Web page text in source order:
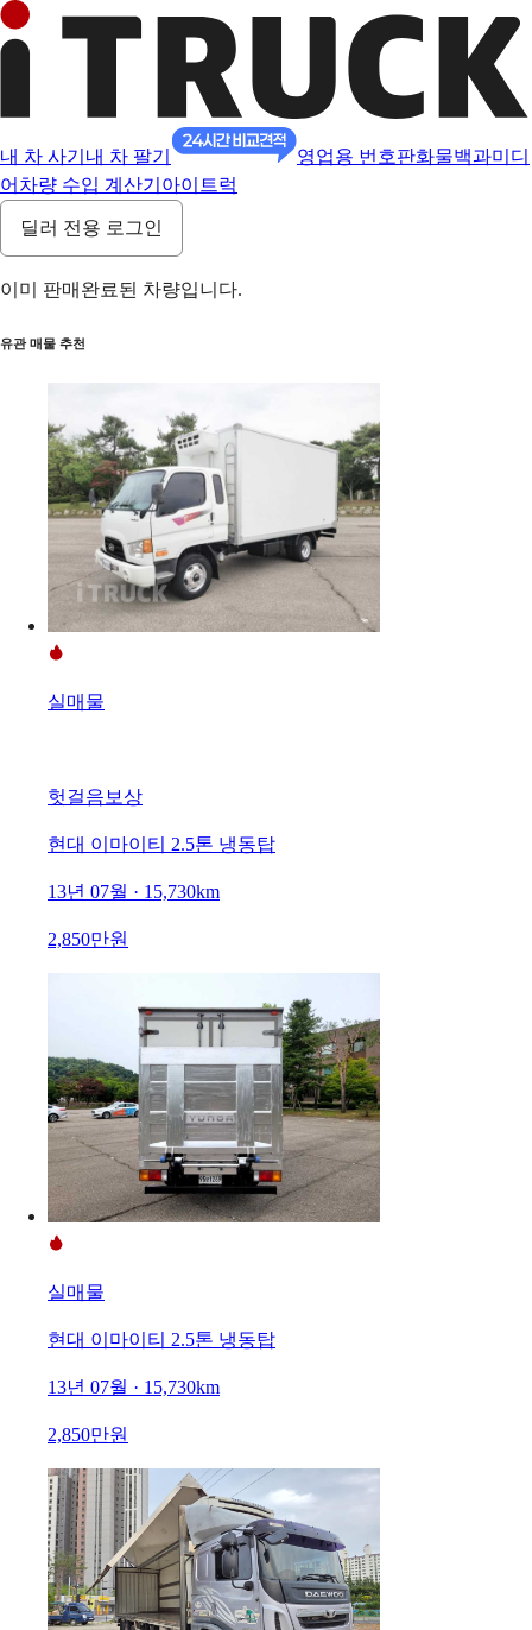
내 차 사기 내 차 팔기 영업용 번호판화물백과미디
어 차량 수입 계산기 아이트럭
딜러 전용 로그인
이미 판매완료된 차량입니다.
유관 매물 추천
실매물
헛걸음보상
현대 이마이티 2.5톤 냉동탑
13년 07월 · 15,730km
2,850만원
실매물
현대 이마이티 2.5톤 냉동탑
13년 07월 · 15,730km
2,850만원